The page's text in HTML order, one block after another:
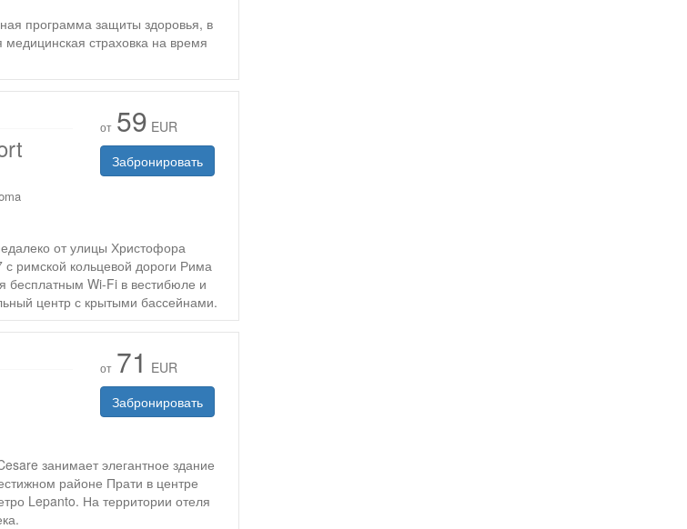
программа защиты здоровья, в
медицинская страховка на время
от 59 EUR
Забронировать
от улицы Христофора
римской кольцевой дороги Рима
бесплатным Wi-Fi в вестибюле и
центр с крытыми бассейнами.
от 71 EUR
Забронировать
занимает элегантное здание
районе Прати в центре
Lepanto. На территории отеля